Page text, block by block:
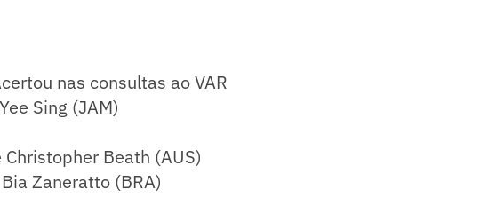
nas consultas ao VAR
Sing (JAM)
Beath (AUS)
Zaneratto (BRA)